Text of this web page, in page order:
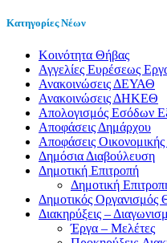
Κατηγορίες Νέων
Kοινότητα Θήβας
Αγγελίες Ευρέσεως
Ανακοινώσεις ΔΕΥΑΘ
Ανακοινώσεις ΔΗΚΕΘ
Απολογισμός Εσόδων
Αποφάσεις Δημάρχου
Αποφάσεις Οικονομικής
Δημόσια Διαβούλευση
Δημοτική Επιτροπή
Δημοτική
Δημοτικός Οργανισμός
Διακηρύξεις –
Έργα – Μελέτες